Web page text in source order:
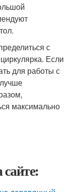
с
Если
для работы с
максимально